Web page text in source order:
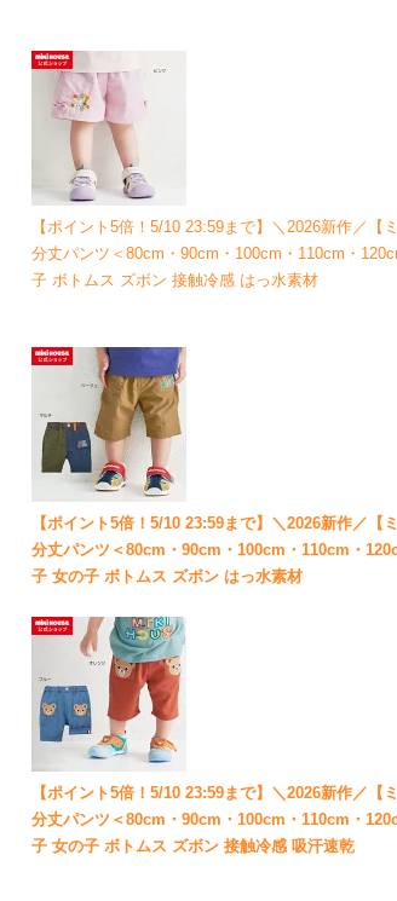
【ポイント5倍！5/10 23:59まで】＼2026新作／
分丈パンツ＜80cm・90cm・100cm・110cm・
子 ボトムス ズボン 接触冷感 はっ水素材
【ポイント5倍！5/10 23:59まで】＼2026新作／
分丈パンツ＜80cm・90cm・100cm・110cm・
子 女の子 ボトムス ズボン はっ水素材
【ポイント5倍！5/10 23:59まで】＼2026新作／
分丈パンツ＜80cm・90cm・100cm・110cm・
子 女の子 ボトムス ズボン 接触冷感 吸汗速乾